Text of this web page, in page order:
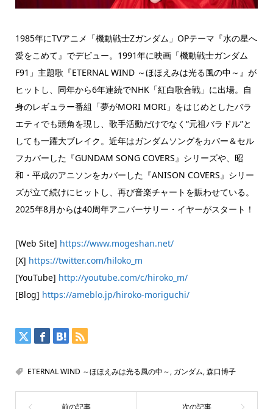
1985年にTVアニメ「機動戦士Ζガンダム」OPテーマ『水の星へ
愛をこめて』でデビュー。1991年に映画「機動戦士ガンダム
F91」主題歌『ETERNAL WIND ～ほほえみは光る風の中～』が
ヒットし、同年から6年連続でNHK「紅白歌合戦」に出場。自
身のレギュラー番組「夢がMORI MORI」をはじめとしたバラ
エティでも頭角を現し、歌手活動だけでなく“元祖バラドル”と
しても一躍大ブレイク。近年はガンダムソングをカバー＆セル
フカバーした『GUNDAM SONG COVERS』シリーズや、昭
和・平成のアニソンをカバーした『ANISON COVERS』シリー
ズが立て続けにヒットし、再び音楽チャートを賑わせている。
2025年8月からは40周年アニバーサリー・イヤーがスタート！
[Web Site] https://www.mogeshan.net/
[X] https://twitter.com/hiloko_m
[YouTube] http://youtube.com/c/hiroko_m/
[Blog] https://ameblo.jp/hiroko-moriguchi/
ETERNAL WIND ～ほほえみは光る風の中～, ガンダム,森口博子